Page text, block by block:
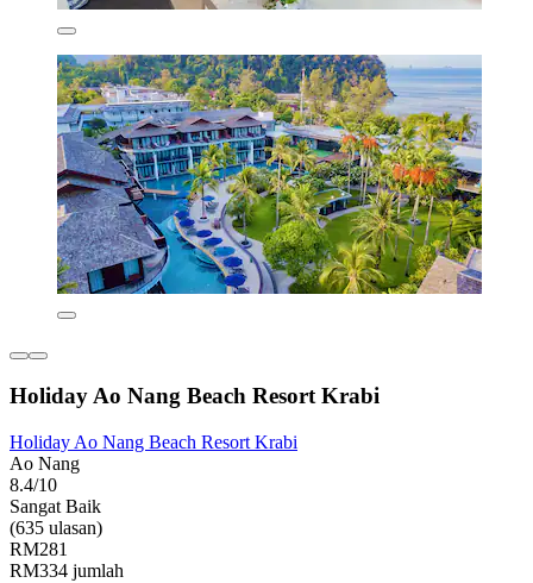
Holiday Ao Nang Beach Resort Krabi
Holiday Ao Nang Beach Resort Krabi
Ao Nang
8.4/10
Sangat Baik
(635 ulasan)
RM281
RM334 jumlah